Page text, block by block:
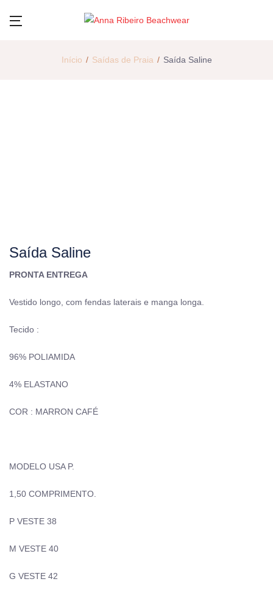
Início Saídas de Praia Saída Saline
Saída Saline
PRONTA ENTREGA
Vestido longo, com fendas laterais e manga longa.
Tecido :
96% POLIAMIDA
4% ELASTANO
COR : MARRON CAFÉ
MODELO USA P.
1,50 COMPRIMENTO.
P VESTE 38
M VESTE 40
G VESTE 42